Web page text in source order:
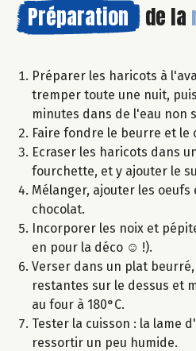
Préparation de la
Préparer les haricots à
tremper toute une nuit,
minutes dans de l'eau non
Faire fondre le beurre et
Ecraser les haricots dans
fourchette, et y ajouter le
Mélanger, ajouter les oeufs
chocolat.
Incorporer les noix et
en pour la déco ☺ !).
Verser dans un plat
restantes sur le dessus et
au four à 180°C.
Tester la cuisson : la lame
ressortir un peu humide.